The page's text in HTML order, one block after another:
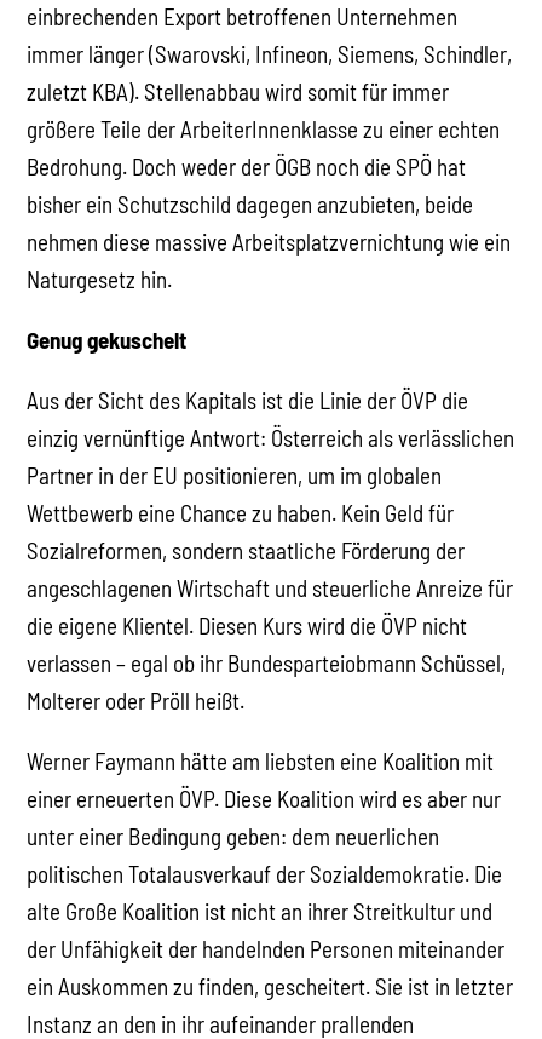
einbrechenden Export betroffenen Unternehmen
immer länger (Swarovski, Infineon, Siemens, Schindler,
zuletzt KBA). Stellenabbau wird somit für immer
größere Teile der ArbeiterInnenklasse zu einer echten
Bedrohung. Doch weder der ÖGB noch die SPÖ hat
bisher ein Schutzschild dagegen anzubieten, beide
nehmen diese massive Arbeitsplatzvernichtung wie ein
Naturgesetz hin.
Genug gekuschelt
Aus der Sicht des Kapitals ist die Linie der ÖVP die
einzig vernünftige Antwort: Österreich als verlässlichen
Partner in der EU positionieren, um im globalen
Wettbewerb eine Chance zu haben. Kein Geld für
Sozialreformen, sondern staatliche Förderung der
angeschlagenen Wirtschaft und steuerliche Anreize für
die eigene Klientel. Diesen Kurs wird die ÖVP nicht
verlassen – egal ob ihr Bundesparteiobmann Schüssel,
Molterer oder Pröll heißt.
Werner Faymann hätte am liebsten eine Koalition mit
einer erneuerten ÖVP. Diese Koalition wird es aber nur
unter einer Bedingung geben: dem neuerlichen
politischen Totalausverkauf der Sozialdemokratie. Die
alte Große Koalition ist nicht an ihrer Streitkultur und
der Unfähigkeit der handelnden Personen miteinander
ein Auskommen zu finden, gescheitert. Sie ist in letzter
Instanz an den in ihr aufeinander prallenden